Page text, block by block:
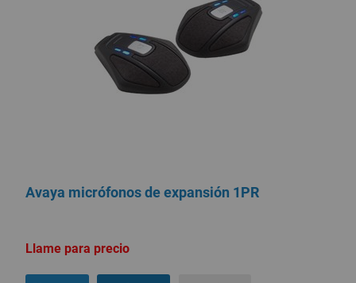
Avaya micrófonos de expansión 1PR
Llame para precio